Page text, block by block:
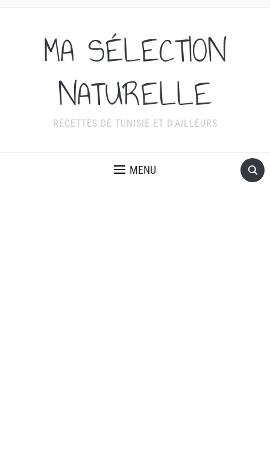
MA SÉLECTION
NATURELLE
RECETTES DE TUNISIE ET D'AILLEURS
MENU